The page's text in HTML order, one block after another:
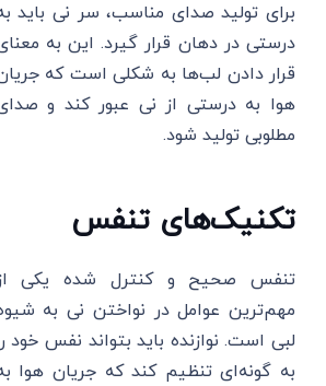
برای تولید صدای مناسب، سر نی باید
درستی در دهان قرار گیرد. این به
قرار دادن لب‌ها به شکلی است که
هوا به درستی از نی عبور کند و
مطلوبی تولید شود.
تکنیک‌های تنفس
تنفس صحیح و کنترل شده یکی از
مهم‌ترین عوامل در نواختن نی به
لبی است. نوازنده باید بتواند نفس خود
به گونه‌ای تنظیم کند که جریان هوا